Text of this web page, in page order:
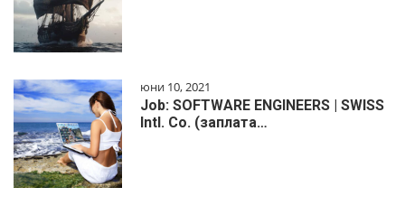
юни 10, 2021
Job: SOFTWARE ENGINEERS | SWISS
Intl. Co. (заплата…